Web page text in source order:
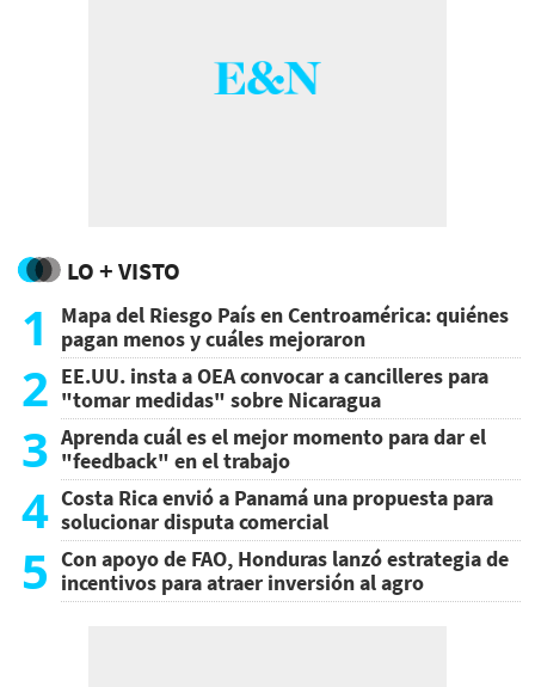
LO + VISTO
1
Mapa del Riesgo País en Centroamérica: quiénes
pagan menos y cuáles mejoraron
2 EE.UU. insta a OEA convocar a cancilleres para
"tomar medidas" sobre Nicaragua
3 Aprenda cuál es el mejor momento para dar el
"feedback" en el trabajo
4 Costa Rica envió a Panamá una propuesta para
solucionar disputa comercial
5 Con apoyo de FAO, Honduras lanzó estrategia de
incentivos para atraer inversión al agro